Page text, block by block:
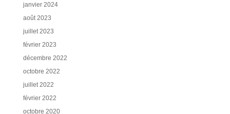
janvier 2024
août 2023
juillet 2023
février 2023
décembre 2022
octobre 2022
juillet 2022
février 2022
octobre 2020